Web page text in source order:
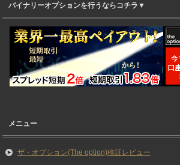
バイナリーオプションを行うならコチラ▼
メニュー
ザ・オプション(The option)検証レビュー